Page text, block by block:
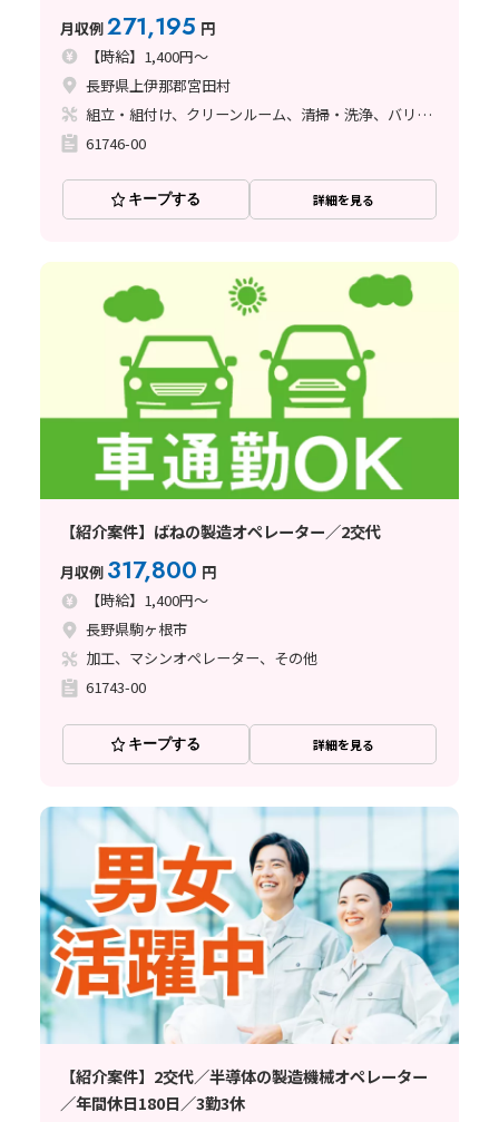
月収例271,195 円
【時給】1,400円～
長野県上伊那郡宮田村
組立・組付け、クリーンルーム、清掃・洗浄、バリ取り
61746-00
キープする 詳細を見る
【紹介案件】ばねの製造オペレーター／2交代
月収例 317,800 円
【時給】1,400円～
長野県駒ヶ根市
加工、マシンオペレーター、その他
61743-00
キープする 詳細を見る
【紹介案件】2交代／半導体の製造機械オペレーター
／年間休日180日／3勤3休